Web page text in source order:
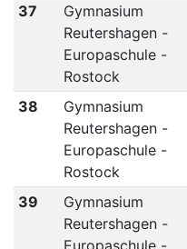
37
Gymnasium
Reutershagen -
Europaschule -
Rostock
38
Gymnasium
Reutershagen -
Europaschule -
Rostock
39
Gymnasium
Reutershagen -
Europaschule -